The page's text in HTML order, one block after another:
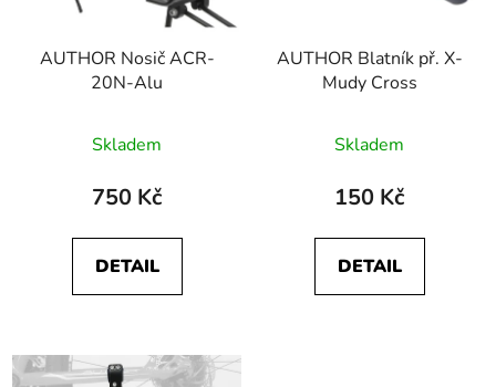
AUTHOR Nosič ACR-
20N-Alu
Skladem
750 Kč
DETAIL
AUTHOR Blatník př. X-
Mudy Cross
Skladem
150 Kč
DETAIL